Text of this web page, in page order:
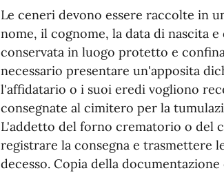
Le ceneri devono essere raccolte in
nome, il cognome, la data di nascita
conservata in luogo protetto e
necessario presentare un'apposita
l'affidatario o i suoi eredi vogliono
consegnate al cimitero per la
L'addetto del forno crematorio o del
registrare la consegna e trasmettere
decesso. Copia della documentazione